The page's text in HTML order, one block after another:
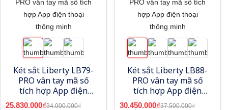
Két sắt Liberty LB79-
PRO vân tay mã số
tích hợp App điện
thoại thông minh
25.830.000₫34.000.000₫
Két sắt Liberty LB88-
PRO vân tay mã số
tích hợp App điện
thoại thông minh
30.450.000₫37.500.000₫